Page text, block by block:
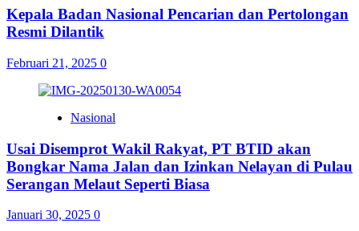
Kepala Badan Nasional Pencarian dan Pertolongan
Resmi Dilantik
Februari 21, 2025 0
Nasional
Usai Disemprot Wakil Rakyat, PT BTID akan
Bongkar Nama Jalan dan Izinkan Nelayan di Pulau
Serangan Melaut Seperti Biasa
Januari 30, 2025 0